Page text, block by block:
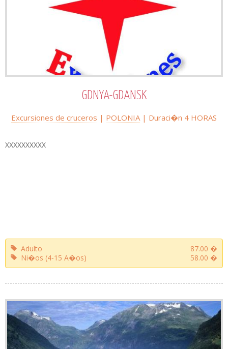
GDNYA-GDANSK
Excursiones de cruceros | POLONIA| Duraci�n 4 HORAS
XXXXXXXXXX
Adulto
87.00 �
Ni�os (4-15 A�os)
58.00 �